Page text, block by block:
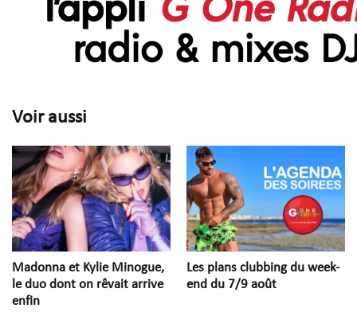
Voir aussi
Madonna et Kylie Minogue,
le duo dont on rêvait arrive
enfin
Les plans clubbing du week-
end du 7/9 août